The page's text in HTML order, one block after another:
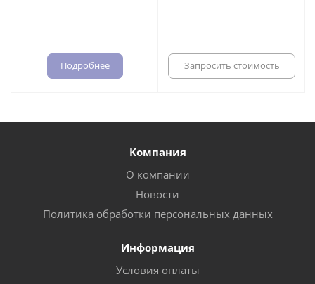
Подробнее Запросить стоимость
Компания
О компании
Новости
Политика обработки персональных данных
Информация
Условия оплаты